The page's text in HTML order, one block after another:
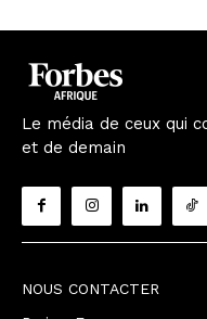
Le média de ceux qui
et de demain
NOUS CONTACTER